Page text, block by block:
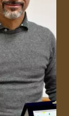
Formis
Come